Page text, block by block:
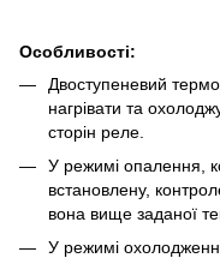
Особливості:
Двоступеневий
нагрівати та
сторін реле.
У режимі опалення,
встановлену,
вона вище заданої
У режимі